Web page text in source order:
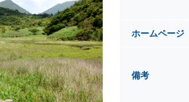
ホームページ
備考